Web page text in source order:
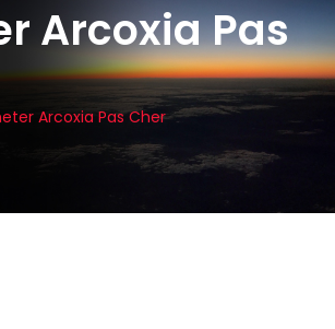
Arcoxia Pas
Arcoxia Pas Cher